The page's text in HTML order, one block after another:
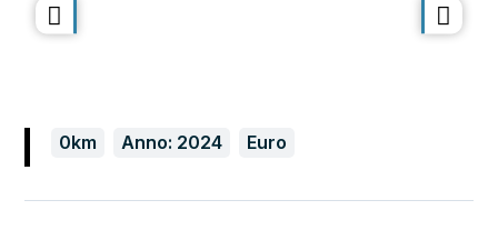
0km Anno: 2024 Euro